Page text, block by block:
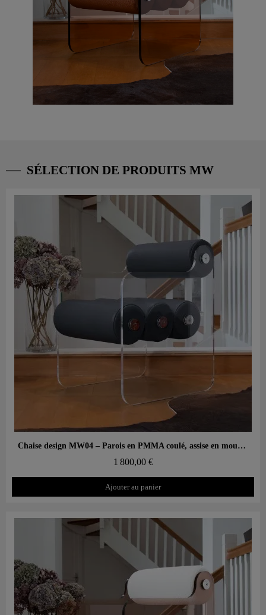
SÉLECTION DE PRODUITS MW
Aperçu rapide Chaise design MW04 – Parois en PMMA coulé, assise en mousse Soshagro
1 800,00 €
Ajouter au panier